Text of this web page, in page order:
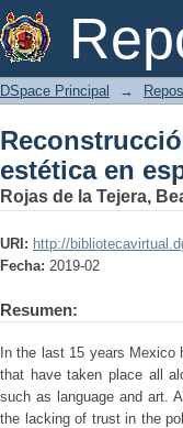
violencia en
DSpace Principal →
estética en
Rojas de la Tejera,
URI: http://
Fecha: 2019-02
Resumen:
In the last 15 years
that have taken place all
such as language and art.
the lacking of trust in the